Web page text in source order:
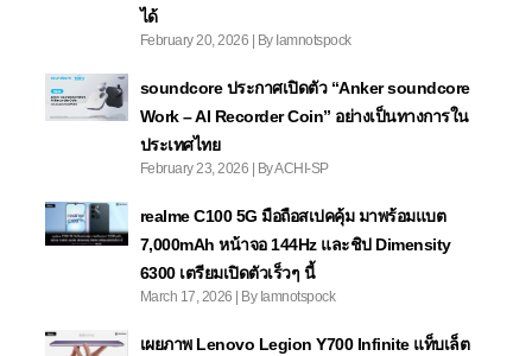
ได้
February 20, 2026 | By Iamnotspock
soundcore ประกาศเปิดตัว “Anker soundcore
Work – AI Recorder Coin” อย่างเป็นทางการใน
ประเทศไทย
February 23, 2026 | By ACHI-SP
realme C100 5G มือถือสเปคคุ้ม มาพร้อมแบต
7,000mAh หน้าจอ 144Hz และชิป Dimensity
6300 เตรียมเปิดตัวเร็วๆ นี้
March 17, 2026 | By Iamnotspock
เผยภาพ Lenovo Legion Y700 Infinite แท็บเล็ต